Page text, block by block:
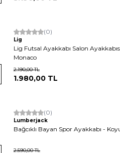
Yeni (0)
Lig
Lig Futsal Ayakkabı Salon
Monaco
2.190,00TL
1.980,00 TL
(0)
Lumberjack
Bağcıklı Bayan Spor Ayakkabı -
2.590,00TL